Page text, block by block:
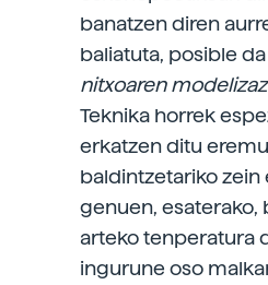
banatzen diren
baliatuta, posible
nitxoaren
Teknika horrek
erkatzen ditu
baldintzetariko zein
genuen, esaterako,
arteko tenperatura
ingurune oso